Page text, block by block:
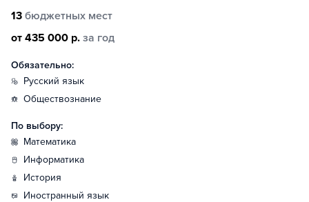
13 бюджетных мест
от 435 000 р. за год
Обязательно:
русский язык
обществознание
По выбору:
математика
информатика
история
иностранный язык